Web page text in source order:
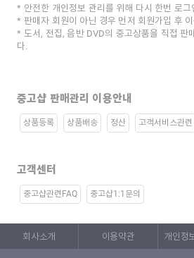
안전한 개인정보 관리를 위해 다시 한번 로그
판매자 회원이 아닌 경우 먼저 회원가입 후
도서, 전집, 음반 DVD의 중고상품을 직접 판
다.
중고샵 판매관리 이용안내
상품등록 상품배송 정산 고객서비스관련
고객센터
중고샵관련FAQ 중고샵1:1문의
회사소개 이용약관 개인정